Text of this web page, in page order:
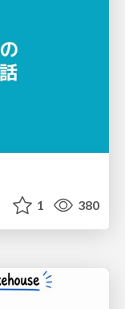
1 380